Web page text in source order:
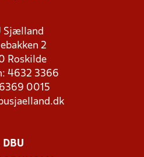
Sjælland
2
Roskilde
4632 3366
0015
DBU